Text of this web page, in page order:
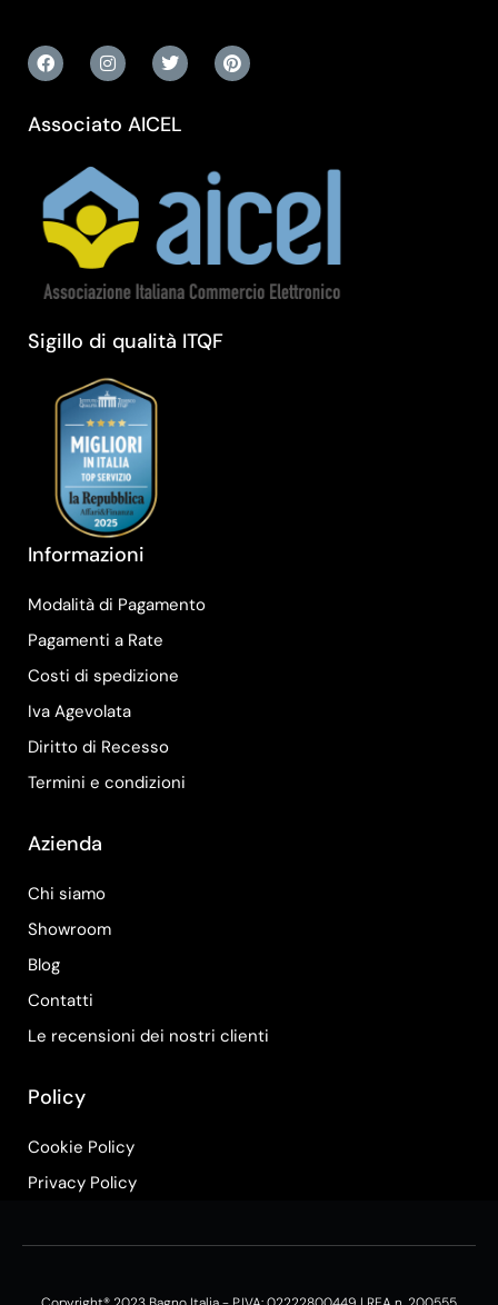
Associato AICEL
Sigillo di qualità ITQF
Informazioni
Modalità di Pagamento
Pagamenti a Rate
Costi di spedizione
Iva Agevolata
Diritto di Recesso
Termini e condizioni
Azienda
Chi siamo
Showroom
Blog
Contatti
Le recensioni dei nostri clienti
Policy
Cookie Policy
Privacy Policy